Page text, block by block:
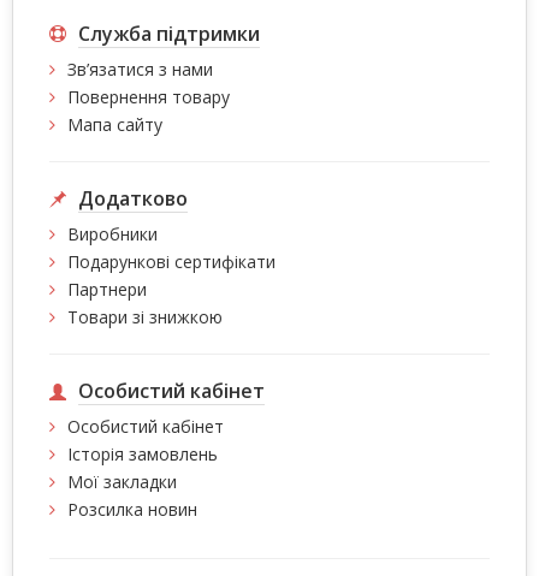
Служба підтримки
Зв’язатися з нами
Повернення товару
Мапа сайту
Додатково
Виробники
Подарункові сертифікати
Партнери
Товари зі знижкою
Особистий кабінет
Особистий кабінет
Історія замовлень
Мої закладки
Розсилка новин